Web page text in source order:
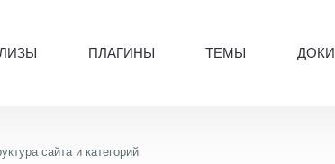
ПЛАГИНЫ ТЕМЫ ДОКИ
сайта и категорий